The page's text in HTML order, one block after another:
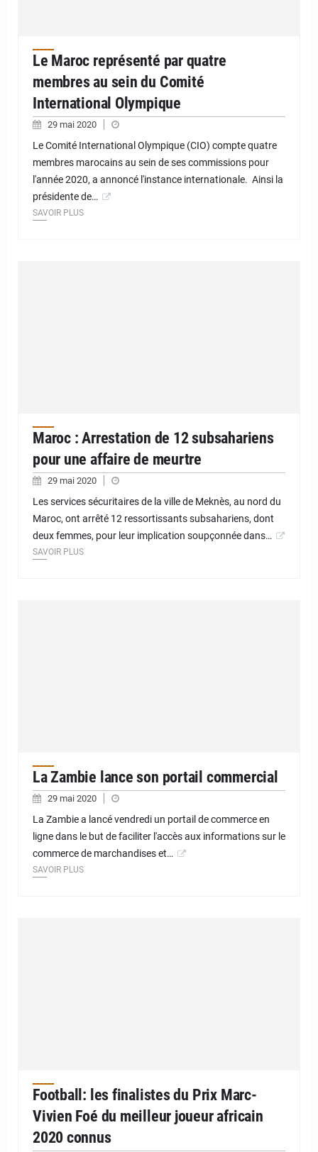
Le Maroc représenté par quatre
membres au sein du Comité
International Olympique
29 mai 2020
Le Comité International Olympique (CIO) compte quatre
membres marocains au sein de ses commissions pour
l'année 2020, a annoncé l'instance internationale. Ainsi la
présidente de…
SAVOIR PLUS
Maroc : Arrestation de 12 subsahariens
pour une affaire de meurtre
29 mai 2020
Les services sécuritaires de la ville de Meknès, au nord du
Maroc, ont arrêté 12 ressortissants subsahariens, dont
deux femmes, pour leur implication soupçonnée dans…
SAVOIR PLUS
La Zambie lance son portail commercial
29 mai 2020
La Zambie a lancé vendredi un portail de commerce en
ligne dans le but de faciliter l'accès aux informations sur le
commerce de marchandises et…
SAVOIR PLUS
Football: les finalistes du Prix Marc-
Vivien Foé du meilleur joueur africain
2020 connus